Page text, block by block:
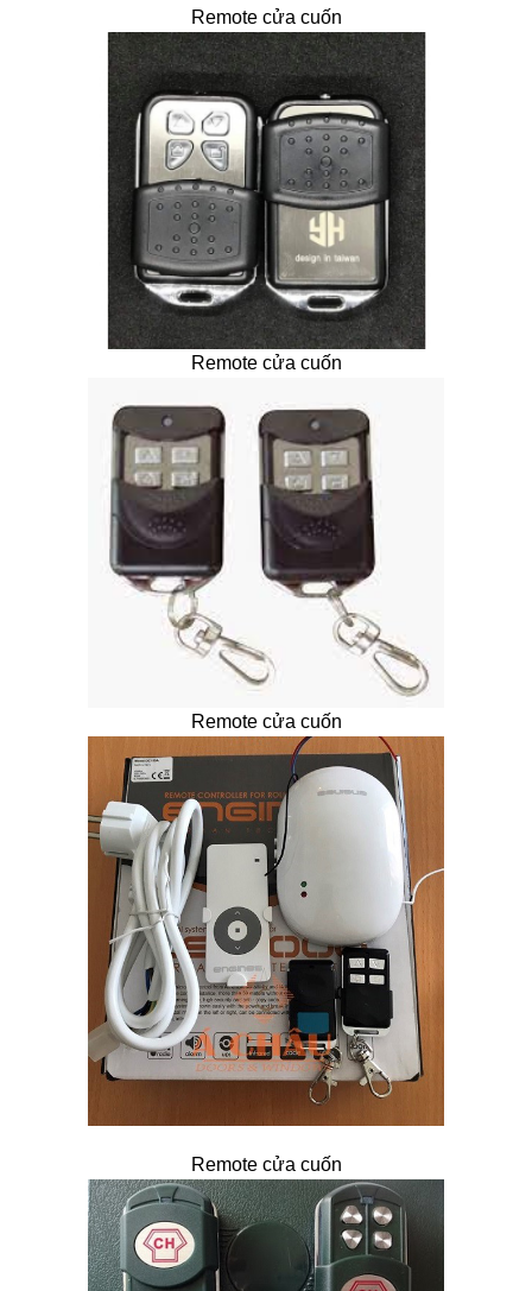
Remote cửa cuốn
Remote cửa cuốn
Remote cửa cuốn
Remote cửa cuốn